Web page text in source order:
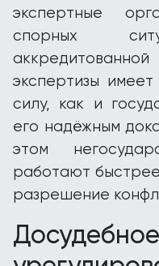
экспертные
спорных
экспертизы
силу, как и
его надёжным
этом
работают
разрешение
Досудебное